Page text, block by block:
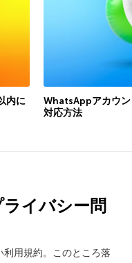
内に
WhatsAppアカウ
対応方法
イバシー問
用規約。このところ落